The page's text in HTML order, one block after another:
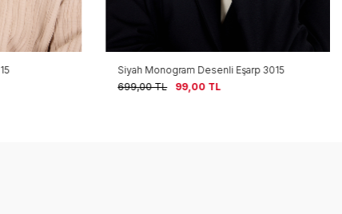
Siyah Monogram Desenli Eşarp 3015
699,00TL 99,00TL